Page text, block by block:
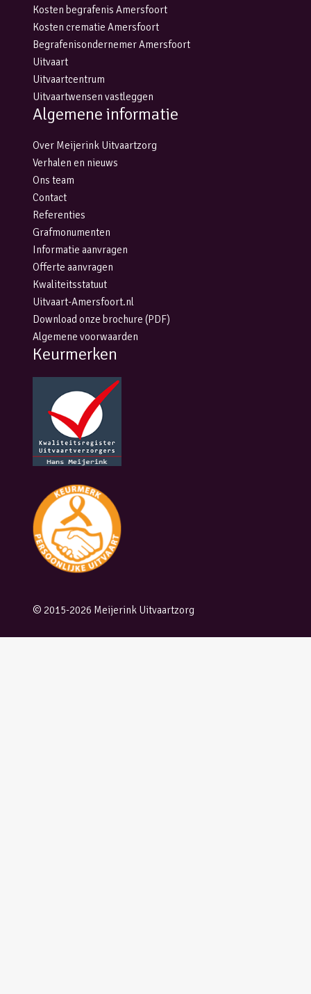
Kosten begrafenis Amersfoort
Kosten crematie Amersfoort
Begrafenisondernemer Amersfoort
Uitvaart
Uitvaartcentrum
Uitvaartwensen vastleggen
Algemene informatie
Over Meijerink Uitvaartzorg
Verhalen en nieuws
Ons team
Contact
Referenties
Grafmonumenten
Informatie aanvragen
Offerte aanvragen
Kwaliteitsstatuut
Uitvaart-Amersfoort.nl
Download onze brochure (PDF)
Algemene voorwaarden
Keurmerken
© 2015-2026 Meijerink Uitvaartzorg